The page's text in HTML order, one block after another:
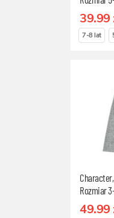
39.99
7-8 lat
Rozmiar
49.99